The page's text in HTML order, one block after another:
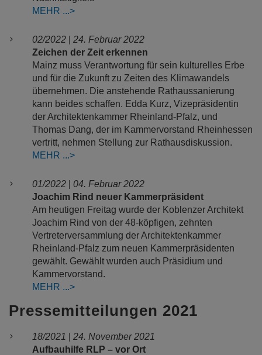
MEHR
02/2022
24. Februar 2022
Zeichen der Zeit erkennen
Mainz muss Verantwortung für sein kulturelles Erbe
und für die Zukunft zu Zeiten des Klimawandels
übernehmen. Die anstehende Rathaussanierung
kann beides schaffen. Edda Kurz, Vizepräsidentin
der Architektenkammer Rheinland-Pfalz, und
Thomas Dang, der im Kammervorstand Rheinhessen
vertritt, nehmen Stellung zur Rathausdiskussion.
MEHR
01/2022
04. Februar 2022
Joachim Rind neuer Kammerpräsident
Am heutigen Freitag wurde der Koblenzer Architekt
Joachim Rind von der 48-köpfigen, zehnten
Vertreterversammlung der Architektenkammer
Rheinland-Pfalz zum neuen Kammerpräsidenten
gewählt. Gewählt wurden auch Präsidium und
Kammervorstand.
MEHR
Pressemitteilungen 2021
18/2021
24. November 2021
Aufbauhilfe RLP – vor Ort